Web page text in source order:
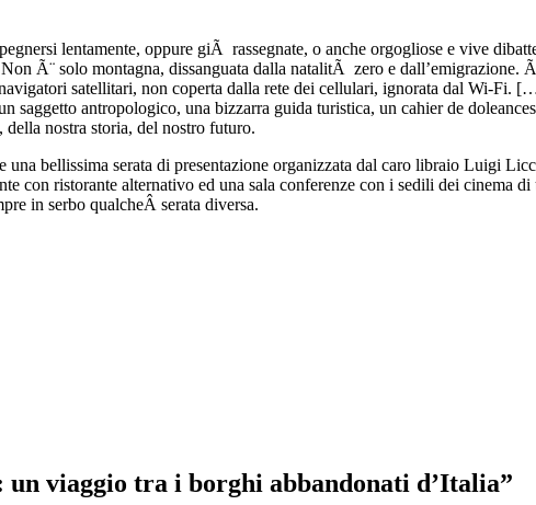
lentamente, oppure giÃ rassegnate, o anche orgogliose e vive
Ã¨ solo montagna, dissanguata dalla natalitÃ zero e dall’emigrazione.
satellitari, non coperta dalla rete dei cellulari, ignorata dal Wi-Fi.
saggetto antropologico, una bizzarra guida turistica, un cahier de
nostra storia, del nostro futuro.
bellissima serata di presentazione organizzata dal caro libraio Luigi
con ristorante alternativo ed una sala conferenze con i sedili dei cinema
in serbo qualcheÂ serata diversa.
viaggio tra i borghi abbandonati d’Italia”